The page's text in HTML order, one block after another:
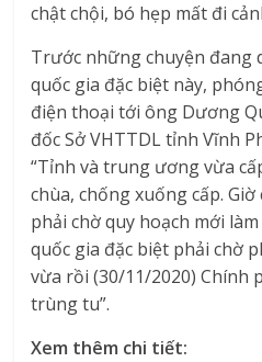
chật chội, bó hẹp mất đi
Trước những chuyện đang
quốc gia đặc biệt này,
điện thoại tới ông Dương
đốc Sở VHTTDL tỉnh Vĩnh
“Tỉnh và trung ương vừa
chùa, chống xuống cấp.
phải chờ quy hoạch mới
quốc gia đặc biệt phải chờ
vừa rồi (30/11/2020) Chính
trùng tu”.
Xem thêm chi tiết: